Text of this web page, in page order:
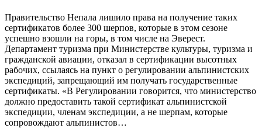
Правительство Непала лишило права на получение таких
сертификатов более 300 шерпов, которые в этом сезоне
успешно взошли на горы, в том числе на Эверест.
Департамент туризма при Министерстве культуры, туризма и
гражданской авиации, отказал в сертификации высотных
рабочих, ссылаясь на пункт о регулировании альпинистских
экспедиций, запрещающий им получать государственные
сертификаты. «В Регулировании говорится, что министерство
должно предоставить такой сертификат альпинистской
экспедиции, членам экспедиции, а не шерпам, которые
сопровождают альпинистов…